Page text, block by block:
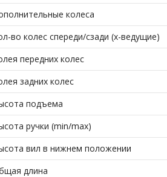
колеса
во колес спереди/сзади (х-ведущие)
передних колес
задних колес
подъема
ручки (min/max)
вил в нижнем положении
длина